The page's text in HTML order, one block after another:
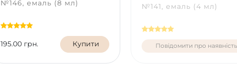
№146, емаль (8 мл)
195.00 грн. Купити
№141, емаль (4 мл)
Повідомити про наявність